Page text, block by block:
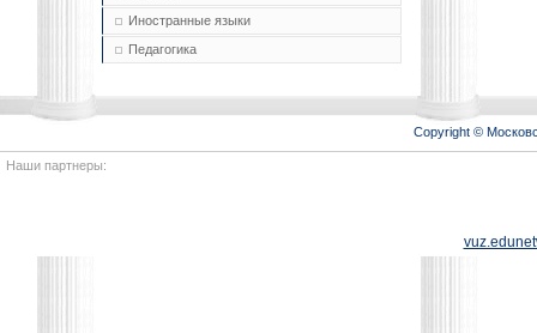
Иностранные языки
Педагогика
Copyright ©
Наши партнеры: